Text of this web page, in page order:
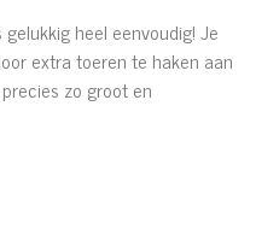
heel eenvoudig! Je
extra toeren te haken aan
zo groot en